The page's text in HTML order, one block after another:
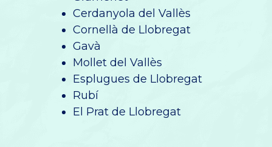
Cerdanyola del Vallès
Cornellà de Llobregat
Gavà
Mollet del Vallès
Esplugues de Llobregat
Rubí
El Prat de Llobregat